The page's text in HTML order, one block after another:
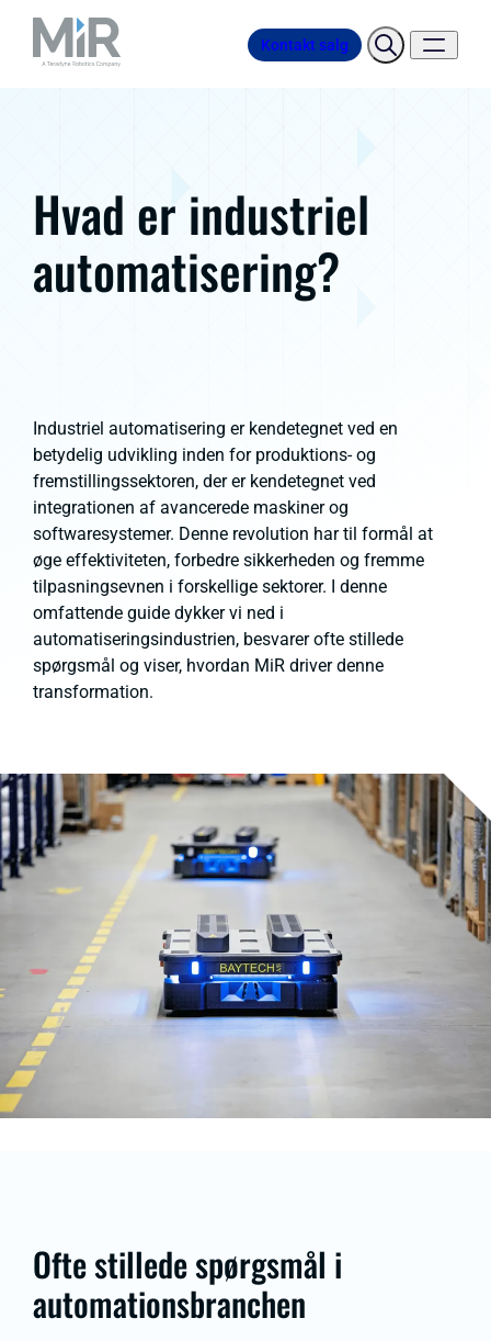
Kontakt salg
Hvad er industriel
automatisering?
Industriel automatisering er kendetegnet ved en
betydelig udvikling inden for produktions- og
fremstillingssektoren, der er kendetegnet ved
integrationen af avancerede maskiner og
softwaresystemer. Denne revolution har til formål at
øge effektiviteten, forbedre sikkerheden og fremme
tilpasningsevnen i forskellige sektorer. I denne
omfattende guide dykker vi ned i
automatiseringsindustrien, besvarer ofte stillede
spørgsmål og viser, hvordan MiR driver denne
transformation.
Ofte stillede spørgsmål i
automationsbranchen